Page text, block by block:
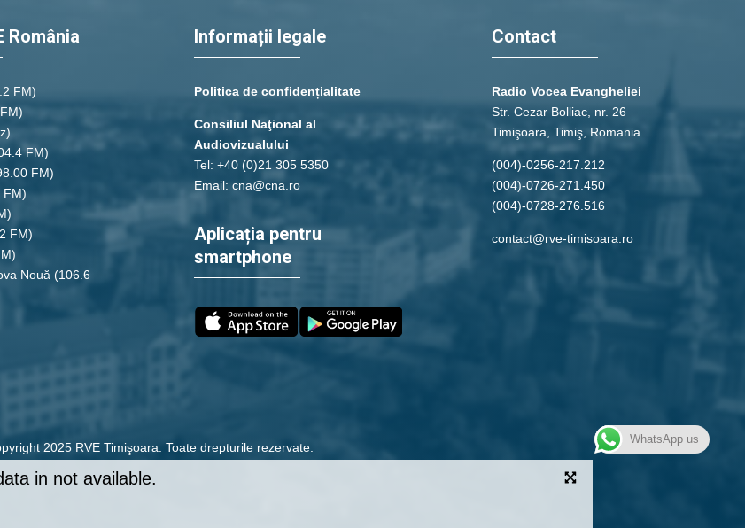
România
FM)
FM)
FM)
FM)
FM)
Nouă (106.6
Informații legale
Politica de confidențialitate
Consiliul Naţional al
Audiovizualului
Tel: +40 (0)21 305 5350
Email: cna@cna.ro
Aplicația pentru
smartphone
Contact
Radio Vocea Evangheliei
Str. Cezar Bolliac, nr. 26
Timişoara, Timiş, Romania
(004)-0256-217.212
(004)-0726-271.450
(004)-0728-276.516
contact@rve-timisoara.ro
2025 RVE Timişoara. Toate drepturile rezervate.
in not available.
WhatsApp us